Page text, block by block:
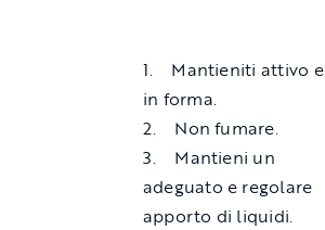
1. Mantieniti attivo e
in forma.
2. Non fumare.
3. Mantieni un
adeguato e regolare
apporto di liquidi.